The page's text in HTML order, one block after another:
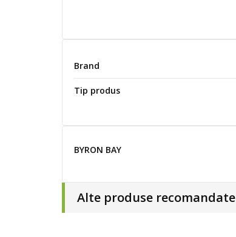
Brand
Tip produs
BYRON BAY
Alte produse recomandate